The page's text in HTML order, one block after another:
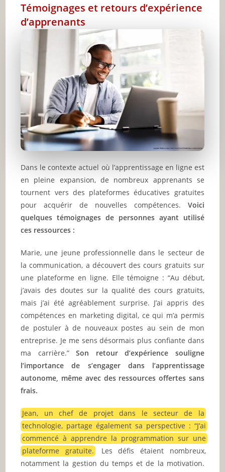
Témoignages et retours d’expérience
d’apprenants
Dans le contexte actuel où l’apprentissage en ligne est
en pleine expansion, de nombreux apprenants se
tournent vers des plateformes éducatives gratuites
pour acquérir de nouvelles compétences. Voici
quelques témoignages de personnes ayant utilisé
ces ressources :
Marie, une jeune professionnelle dans le secteur de
la communication, a découvert des cours gratuits sur
une plateforme en ligne. Elle témoigne : “Au début,
j’avais des doutes sur la qualité des cours gratuits,
mais j’ai été agréablement surprise. J’ai appris des
compétences en marketing digital, ce qui m’a permis
de postuler à de nouveaux postes au sein de mon
entreprise. Je me sens désormais plus confiante dans
ma carrière.”Son retour d’expérience souligne
l’importance de s’engager dans l’apprentissage
autonome, même avec des ressources offertes sans
frais.
Jean, un chef de projet dans le secteur de la
technologie, partage également sa perspective : “J’ai
commencé à apprendre la programmation sur une
plateforme gratuite.
Les défis étaient nombreux,
notamment la gestion du temps et de la motivation.